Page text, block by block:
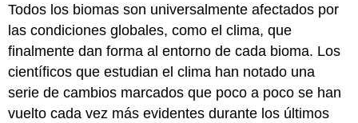
y
Clima
Cambio
Global
Evidencia
para
Todos los biomas son universalmente afectados por
las condiciones globales, como el clima, que
finalmente dan forma al entorno de cada bioma. Los
científicos que estudian el clima han notado una
serie de cambios marcados que poco a poco se han
vuelto cada vez más evidentes durante los últimos